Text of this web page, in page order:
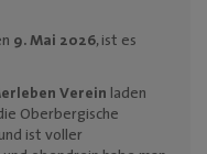
9. Mai 2026, ist es
Verein laden
Oberbergische
ist voller